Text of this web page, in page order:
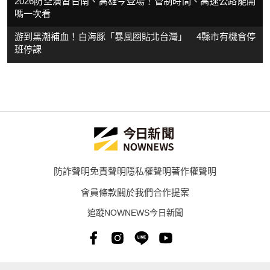
嗎一次看
游到黑潮補血！白海豚「暴風圈貼北台灣」 4縣市有機會停
班停課
防詐聲明免責聲明隱私權聲明著作權聲明
會員條款關於我們合作提案
追蹤NOWNEWS今日新聞